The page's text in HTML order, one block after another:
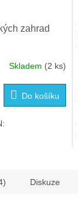
zahrad
Skladem (2 ks)
Do košíku
Diskuze